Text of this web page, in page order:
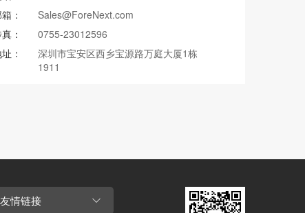
：
Sales@ForeNext.com
：
0755-23012596
：
深圳市宝安区西乡宝源路万庭大厦1栋
1911
友情链接